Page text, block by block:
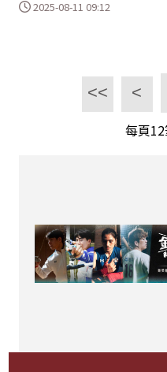
2025-08-11 09:12
<< <
每頁